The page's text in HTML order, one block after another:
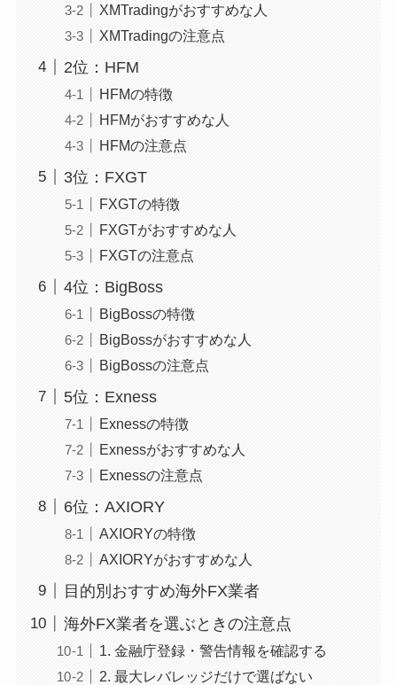
XMTradingがおすすめな人
XMTradingの注意点
2位：HFM
HFMの特徴
HFMがおすすめな人
HFMの注意点
3位：FXGT
FXGTの特徴
FXGTがおすすめな人
FXGTの注意点
4位：BigBoss
BigBossの特徴
BigBossがおすすめな人
BigBossの注意点
5位：Exness
Exnessの特徴
Exnessがおすすめな人
Exnessの注意点
6位：AXIORY
AXIORYの特徴
AXIORYがおすすめな人
目的別おすすめ海外FX業者
海外FX業者を選ぶときの注意点
1. 金融庁登録・警告情報を確認する
2. 最大レバレッジだけで選ばない